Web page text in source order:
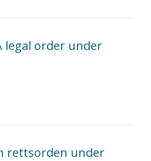
legal order under
rettsorden under